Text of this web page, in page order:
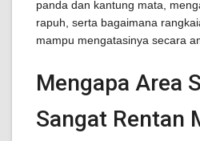
panda dan kantung mata,
rapuh, serta bagaimana
mampu mengatasinya secara
Mengapa Area
Sangat Rentan